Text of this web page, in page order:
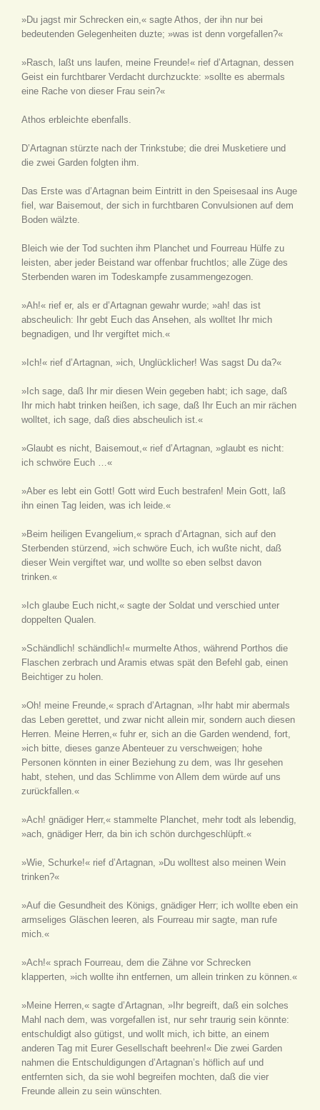
»Du jagst mir Schrecken ein,« sagte Athos, der ihn nur bei
bedeutenden Gelegenheiten duzte; »was ist denn vorgefallen?«
»Rasch, laßt uns laufen, meine Freunde!« rief d’Artagnan, dessen
Geist ein furchtbarer Verdacht durchzuckte: »sollte es abermals
eine Rache von dieser Frau sein?«
Athos erbleichte ebenfalls.
D’Artagnan stürzte nach der Trinkstube; die drei Musketiere und
die zwei Garden folgten ihm.
Das Erste was d’Artagnan beim Eintritt in den Speisesaal ins Auge
fiel, war Baisemout, der sich in furchtbaren Convulsionen auf dem
Boden wälzte.
Bleich wie der Tod suchten ihm Planchet und Fourreau Hülfe zu
leisten, aber jeder Beistand war offenbar fruchtlos; alle Züge des
Sterbenden waren im Todeskampfe zusammengezogen.
»Ah!« rief er, als er d’Artagnan gewahr wurde; »ah! das ist
abscheulich: Ihr gebt Euch das Ansehen, als wolltet Ihr mich
begnadigen, und Ihr vergiftet mich.«
»Ich!« rief d’Artagnan, »ich, Unglücklicher! Was sagst Du da?«
»Ich sage, daß Ihr mir diesen Wein gegeben habt; ich sage, daß
Ihr mich habt trinken heißen, ich sage, daß Ihr Euch an mir rächen
wolltet, ich sage, daß dies abscheulich ist.«
»Glaubt es nicht, Baisemout,« rief d’Artagnan, »glaubt es nicht:
ich schwöre Euch …«
»Aber es lebt ein Gott! Gott wird Euch bestrafen! Mein Gott, laß
ihn einen Tag leiden, was ich leide.«
»Beim heiligen Evangelium,« sprach d’Artagnan, sich auf den
Sterbenden stürzend, »ich schwöre Euch, ich wußte nicht, daß
dieser Wein vergiftet war, und wollte so eben selbst davon
trinken.«
»Ich glaube Euch nicht,« sagte der Soldat und verschied unter
doppelten Qualen.
»Schändlich! schändlich!« murmelte Athos, während Porthos die
Flaschen zerbrach und Aramis etwas spät den Befehl gab, einen
Beichtiger zu holen.
»Oh! meine Freunde,« sprach d’Artagnan, »Ihr habt mir abermals
das Leben gerettet, und zwar nicht allein mir, sondern auch diesen
Herren. Meine Herren,« fuhr er, sich an die Garden wendend, fort,
»ich bitte, dieses ganze Abenteuer zu verschweigen; hohe
Personen könnten in einer Beziehung zu dem, was Ihr gesehen
habt, stehen, und das Schlimme von Allem dem würde auf uns
zurückfallen.«
»Ach! gnädiger Herr,« stammelte Planchet, mehr todt als lebendig,
»ach, gnädiger Herr, da bin ich schön durchgeschlüpft.«
»Wie, Schurke!« rief d’Artagnan, »Du wolltest also meinen Wein
trinken?«
»Auf die Gesundheit des Königs, gnädiger Herr; ich wollte eben ein
armseliges Gläschen leeren, als Fourreau mir sagte, man rufe
mich.«
»Ach!« sprach Fourreau, dem die Zähne vor Schrecken
klapperten, »ich wollte ihn entfernen, um allein trinken zu können.«
»Meine Herren,« sagte d’Artagnan, »Ihr begreift, daß ein solches
Mahl nach dem, was vorgefallen ist, nur sehr traurig sein könnte:
entschuldigt also gütigst, und wollt mich, ich bitte, an einem
anderen Tag mit Eurer Gesellschaft beehren!« Die zwei Garden
nahmen die Entschuldigungen d’Artagnan’s höflich auf und
entfernten sich, da sie wohl begreifen mochten, daß die vier
Freunde allein zu sein wünschten.